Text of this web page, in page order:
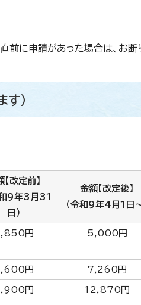
前に申請があった場合は、お断
）
【改定前】
和9年3月31
日）
金額【改定後】
（令和9年4月1日
円 5,000円
円 7,260円
円 12,870円